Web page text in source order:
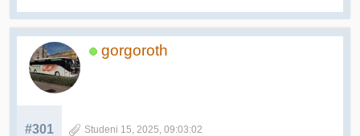
gorgoroth
#301 Studeni 15, 2025, 09:03:02